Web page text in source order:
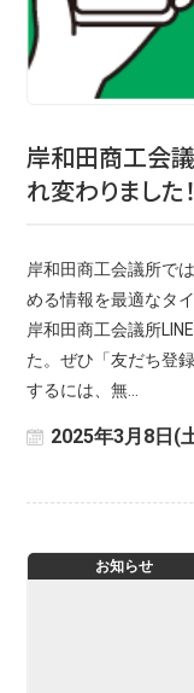
岸和田商工会
れ変わりました！
岸和田商工会議所で
める情報を最適なタ
岸和田商工会議所
た。ぜひ「友だち登
するには、無…
2025年3月8日(
お知らせ